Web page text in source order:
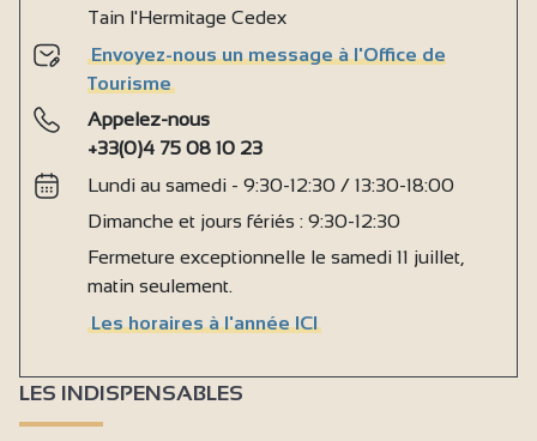
Tain l'Hermitage Cedex
Envoyez-nous un message à l'Office de
Tourisme
Appelez-nous
+33(0)4 75 08 10 23
Lundi au samedi - 9:30-12:30 / 13:30-18:00
Dimanche et jours fériés : 9:30-12:30
Fermeture exceptionnelle le samedi 11 juillet,
matin seulement.
Les horaires à l'année ICI
LES INDISPENSABLES